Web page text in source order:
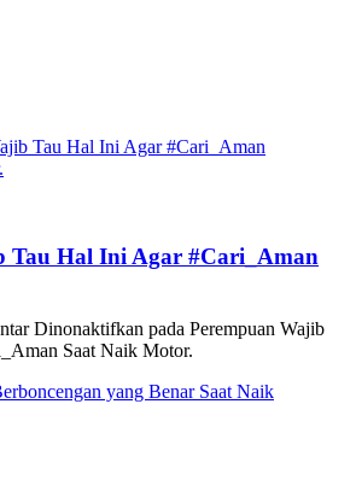
Tau Hal Ini Agar #Cari_Aman
Dinonaktifkan pada Perempuan Wajib
Saat Naik Motor.